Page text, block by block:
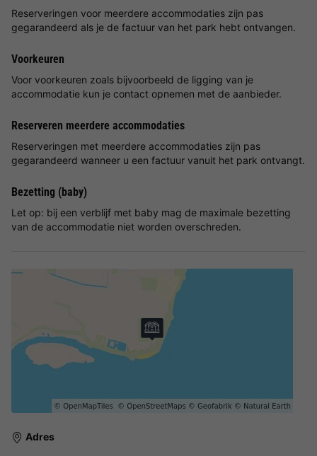
Reserveringen voor meerdere accommodaties zijn pas
gegarandeerd als je de factuur van het park hebt ontvangen.
Voorkeuren
Voor voorkeuren zoals bijvoorbeeld de ligging van je
accommodatie kun je contact opnemen met de aanbieder.
Reserveren meerdere accommodaties
Reserveringen met meerdere accommodaties zijn pas
gegarandeerd wanneer u een factuur vanuit het park ontvangt.
Bezetting (baby)
Let op: bij een verblijf met baby mag de maximale bezetting
van de accommodatie niet worden overschreden.
Adres